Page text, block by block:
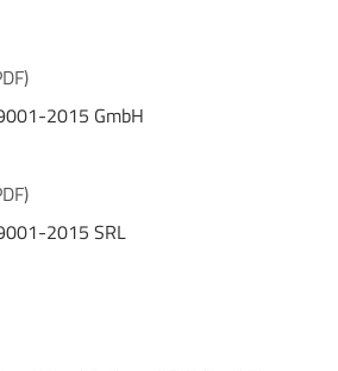
2015 GmbH
2015 SRL